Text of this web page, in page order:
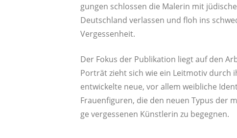
gun­gen schlos­sen die Male­rin mit
Deutsch­land ver­las­sen und floh ins
Vergessenheit.
Der Fokus der Publi­ka­ti­on liegt auf den
Por­trät zieht sich wie ein Leit­mo­tiv durch
ent­wi­ckel­te neue, vor allem weib­li­che
Frau­en­fi­gu­ren, die den neu­en Typus der
ge ver­ges­se­nen Künst­le­rin zu begegnen.